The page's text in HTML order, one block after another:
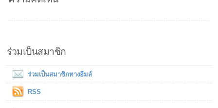
ร่วมเป็นสมาชิก
ร่วมเป็นสมาชิกทางอีมล์
RSS